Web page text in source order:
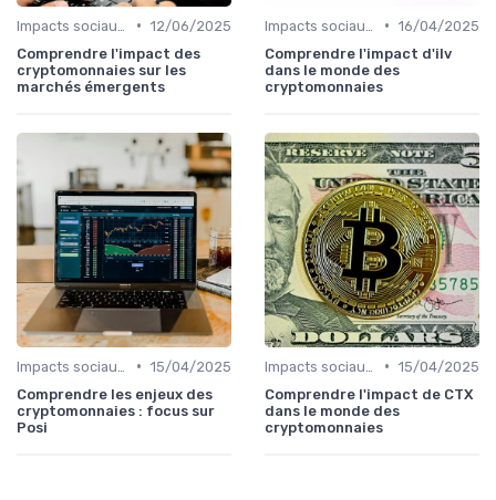
• 12/06/2025
Comprendre l'impact des
cryptomonnaies sur les
marchés émergents
• 16/04/2025
Comprendre l'impact d'ilv
dans le monde des
cryptomonnaies
• 15/04/2025
Comprendre les enjeux des
cryptomonnaies : focus sur
Posi
• 15/04/2025
Comprendre l'impact de CTX
dans le monde des
cryptomonnaies